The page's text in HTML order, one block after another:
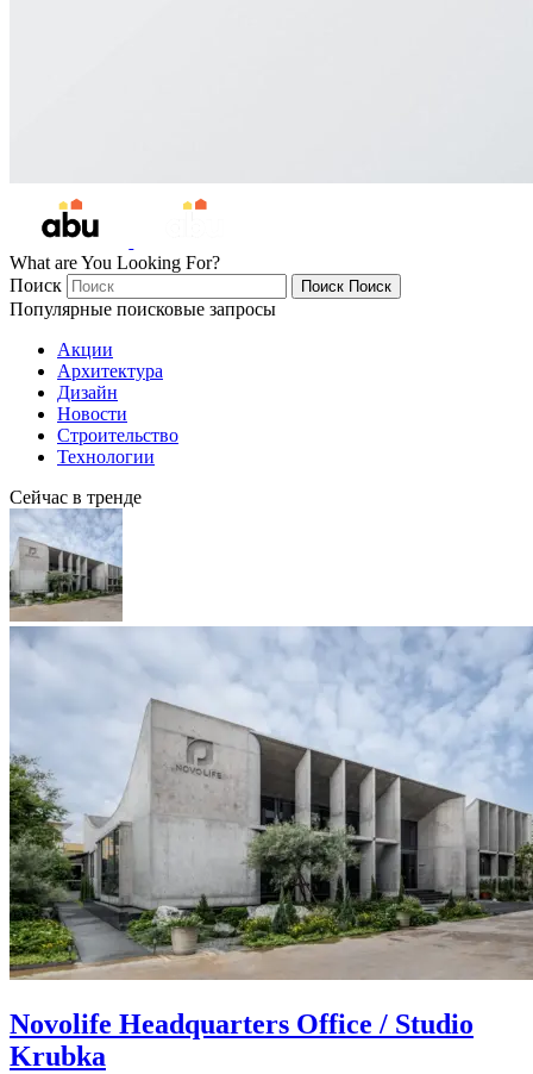
What are You Looking For?
Поиск
Поиск Поиск
Популярные поисковые запросы
Акции
Архитектура
Дизайн
Новости
Строительство
Технологии
Сейчас в тренде
Novolife Headquarters Office / Studio
Krubka